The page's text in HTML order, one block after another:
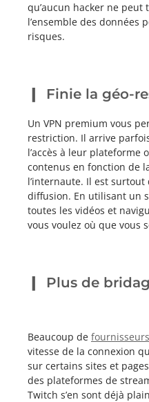
qu’aucun hacker ne
l’ensemble des données
risques.
Finie la géo-
Un VPN premium vous
restriction. Il arrive
l’accès à leur plateforme
contenus en fonction de
l’internaute. Il est
diffusion. En utilisant un
toutes les vidéos et
vous voulez où que vous
Plus de
Beaucoup de
vitesse de la connexion
sur certains sites et
des plateformes de
Twitch s’en sont déjà